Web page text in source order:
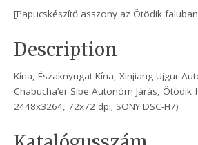
[Papucskészítő asszony az Ötödik
Description
Kína, Északnyugat-Kína, Xinjiang Ujgur
Chabucha’er Sibe Autonóm Járás, Ötödik
2448x3264, 72x72 dpi; SONY DSC-H7)